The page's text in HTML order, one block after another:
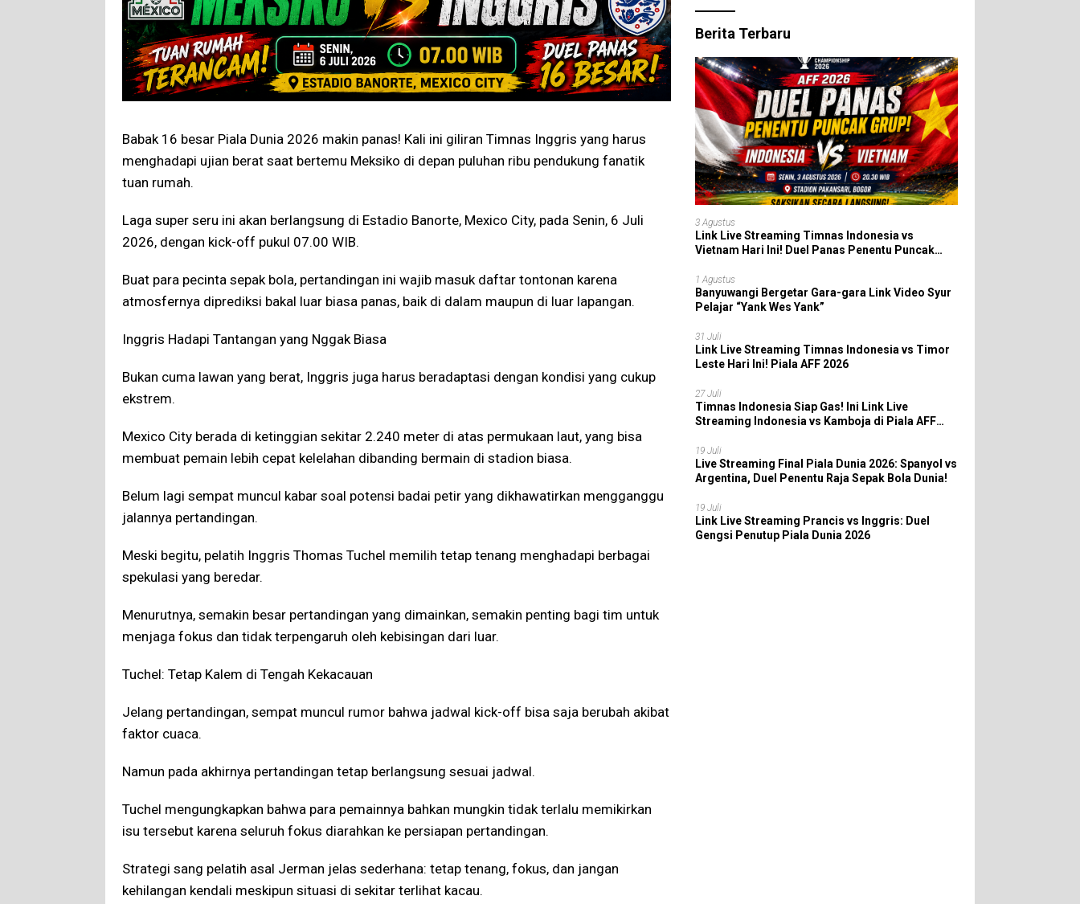
Babak 16 besar Piala Dunia 2026 makin panas! Kali ini giliran Timnas Inggris yang harus
menghadapi ujian berat saat bertemu Meksiko di depan puluhan ribu pendukung fanatik
tuan rumah.
Laga super seru ini akan berlangsung di Estadio Banorte, Mexico City, pada Senin, 6 Juli
2026, dengan kick-off pukul 07.00 WIB.
Buat para pecinta sepak bola, pertandingan ini wajib masuk daftar tontonan karena
atmosfernya diprediksi bakal luar biasa panas, baik di dalam maupun di luar lapangan.
Inggris Hadapi Tantangan yang Nggak Biasa
Bukan cuma lawan yang berat, Inggris juga harus beradaptasi dengan kondisi yang cukup
ekstrem.
Mexico City berada di ketinggian sekitar 2.240 meter di atas permukaan laut, yang bisa
membuat pemain lebih cepat kelelahan dibanding bermain di stadion biasa.
Belum lagi sempat muncul kabar soal potensi badai petir yang dikhawatirkan mengganggu
jalannya pertandingan.
Meski begitu, pelatih Inggris Thomas Tuchel memilih tetap tenang menghadapi berbagai
spekulasi yang beredar.
Menurutnya, semakin besar pertandingan yang dimainkan, semakin penting bagi tim untuk
menjaga fokus dan tidak terpengaruh oleh kebisingan dari luar.
Tuchel: Tetap Kalem di Tengah Kekacauan
Jelang pertandingan, sempat muncul rumor bahwa jadwal kick-off bisa saja berubah akibat
faktor cuaca.
Namun pada akhirnya pertandingan tetap berlangsung sesuai jadwal.
Tuchel mengungkapkan bahwa para pemainnya bahkan mungkin tidak terlalu memikirkan
isu tersebut karena seluruh fokus diarahkan ke persiapan pertandingan.
Strategi sang pelatih asal Jerman jelas sederhana: tetap tenang, fokus, dan jangan
kehilangan kendali meskipun situasi di sekitar terlihat kacau.
Berita Terbaru
3 Agustus
Link Live Streaming Timnas Indonesia vs
Vietnam Hari Ini! Duel Panas Penentu Puncak
1 Agustus
Banyuwangi Bergetar Gara-gara Link Video Syur
Pelajar “Yank Wes Yank”
31 Juli
Link Live Streaming Timnas Indonesia vs Timor
Leste Hari Ini! Piala AFF 2026
27 Juli
Timnas Indonesia Siap Gas! Ini Link Live
Streaming Indonesia vs Kamboja di Piala AFF
19 Juli
Live Streaming Final Piala Dunia 2026: Spanyol vs
Argentina, Duel Penentu Raja Sepak Bola Dunia!
19 Juli
Link Live Streaming Prancis vs Inggris: Duel
Gengsi Penutup Piala Dunia 2026